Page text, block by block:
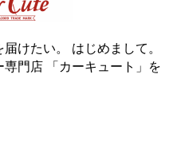
けたい。 はじめまして。
門店 「カーキュート」を